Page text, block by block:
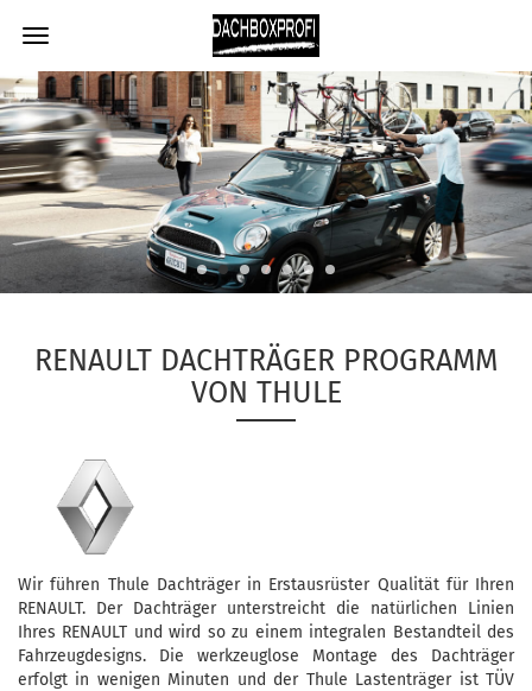
RENAULT DACHTRÄGER PROGRAMM
VON THULE
Wir führen Thule Dachträger in Erstausrüster Qualität für Ihren
RENAULT. Der Dachträger unterstreicht die natürlichen Linien
Ihres RENAULT und wird so zu einem integralen Bestandteil des
Fahrzeugdesigns. Die werkzeuglose Montage des Dachträger
erfolgt in wenigen Minuten und der Thule Lastenträger ist TÜV